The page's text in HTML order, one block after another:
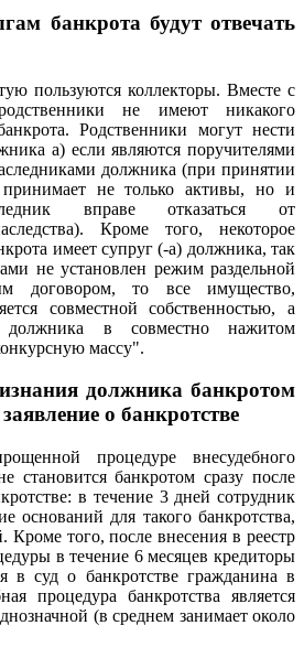
банкрота будут отвечать
пользуются коллекторы. Вместе с
не имеют никакого
Родственники могут нести
а) если являются поручителями
должника (при принятии
принимает не только активы, но и
вправе отказаться от
Кроме того, некоторое
имеет супруг (-а) должника, так
не установлен режим раздельной
договором, то все имущество,
совместной собственностью, а
должника в совместно нажитом
массу".
должника банкротом
о банкротстве
процедуре внесудебного
становится банкротом сразу после
в течение 3 дней сотрудник
оснований для такого банкротства,
Кроме того, после внесения в реестр
в течение 6 месяцев кредиторы
в суд о банкротстве гражданина в
процедура банкротства является
(в среднем занимает около